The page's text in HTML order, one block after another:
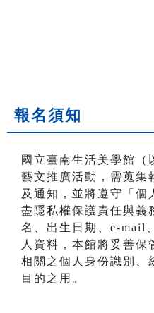
報名須知
國立臺南生活美學館（
藝文推廣活動，需蒐集
及通知，並將遵守「個
盡隱私權保護責任與義
名、出生日期、e-mail
人資料，本館將妥善保
相關之個人身份識別、
目的之用。